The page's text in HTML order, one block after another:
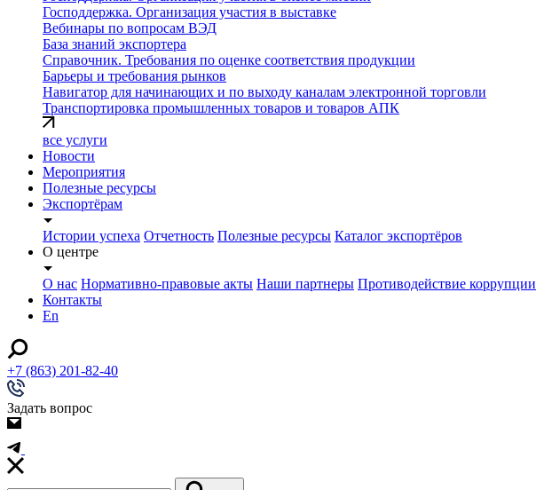
Господдержка. Организация участия в выставке
Вебинары по вопросам ВЭД
База знаний экспортера
Справочник. Требования по оценке соответствия продукции
Барьеры и требования рынков
Навигатор для начинающих и по выходу каналам электронной торговли
Транспортировка промышленных товаров и товаров АПК
все услуги
Новости
Мероприятия
Полезные ресурсы
Экспортёрам
Истории успеха Отчетность Полезные ресурсы Каталог экспортёров
О центре
О нас Нормативно-правовые акты Наши партнеры Противодействие коррупции
Контакты
En
+7 (863) 201-82-40
Задать вопрос